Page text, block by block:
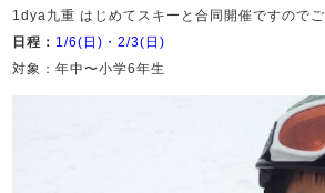
1dya九重 はじめてスキーと合同開催ですので
日程： 1/6(日) ・2/3(日)
対象：年中〜小学6年生